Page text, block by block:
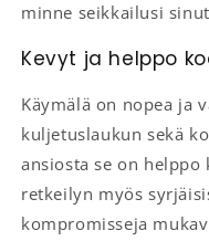
minne seikkailusi
Kevyt ja helppo
Käymälä on nopea ja
kuljetuslaukun sekä
ansiosta se on
retkeilyn myös
kompromisseja